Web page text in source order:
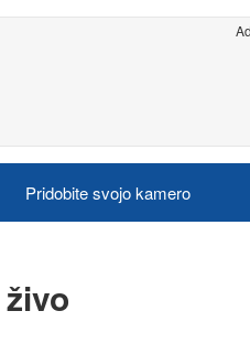
Pridobite svojo kamero